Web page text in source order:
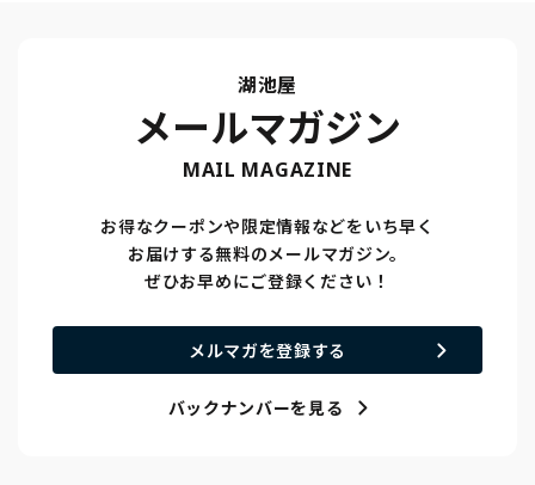
湖池屋
メールマガジン
MAIL MAGAZINE
お得なクーポンや限定情報などをいち早く
お届けする無料のメールマガジン。
ぜひお早めにご登録ください！
メルマガを登録する
バックナンバーを見る